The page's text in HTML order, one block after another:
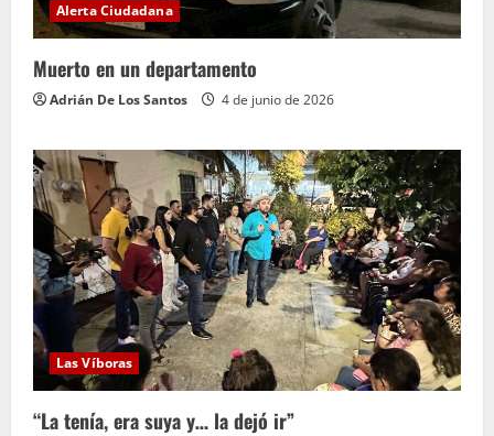
Alerta Ciudadana
Muerto en un departamento
Adrián De Los Santos 4 de junio de 2026
Las Víboras
“La tenía, era suya y… la dejó ir”